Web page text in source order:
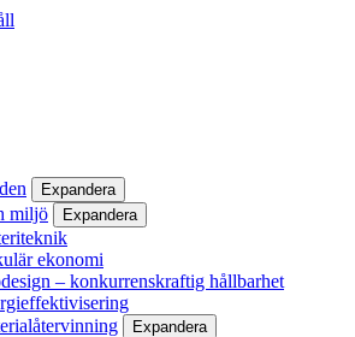
Expandera
miljö Expandera
ekonomi
– konkurrenskraftig hållbarhet
Expandera